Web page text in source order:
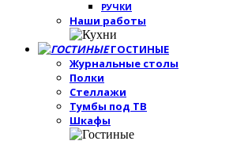
РУЧКИ
Наши работы
ГОСТИНЫЕ
Журнальные столы
Полки
Стеллажи
Тумбы под ТВ
Шкафы